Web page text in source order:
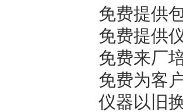
免费提供
免费提供
免费来厂
免费为客
仪器以旧